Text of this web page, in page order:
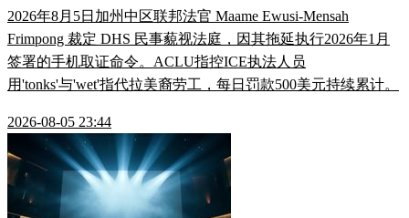
2026年8月5日加州中区联邦法官 Maame Ewusi-Mensah
Frimpong 裁定 DHS 民事藐视法庭，因其拖延执行2026年1月
签署的手机取证命令。ACLU指控ICE执法人员
用'tonks'与'wet'指代拉美裔劳工，每日罚款500美元持续累计。
2026-08-05 23:44